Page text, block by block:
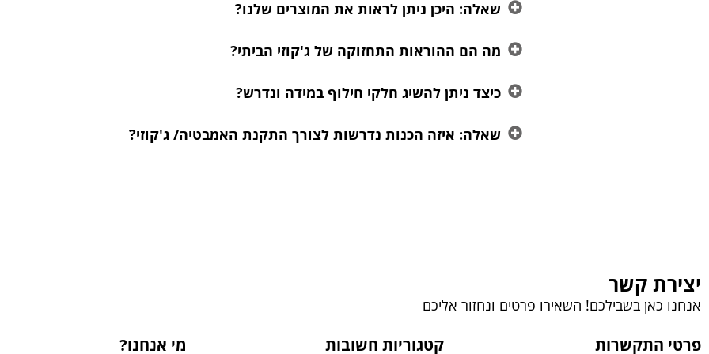
שאלה: היכן ניתן לראות את המוצרים שלנו?
מה הם ההוראות התחזוקה של ג'קוזי הביתי?
כיצד ניתן להשיג חלקי חילוף במידה ונדרש?
שאלה: איזה הכנות נדרשות לצורך התקנת האמבטיה/ ג'קוזי?
יצירת קשר
אנחנו כאן בשבילכם! השאירו פרטים ונחזור אליכם
פרטי התקשרות קטגוריות חשובות מי אנחנו?